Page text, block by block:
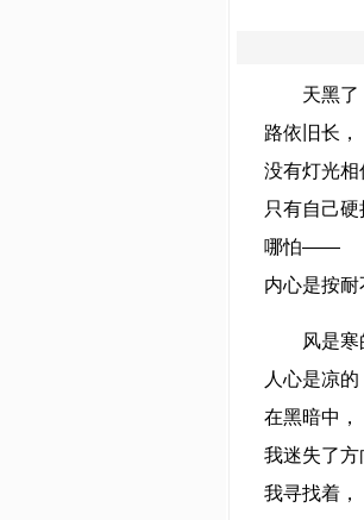
天黑了
路依旧长，
没有灯光相
只有自己硬
哪怕——
内心是按耐
风是寒
人心是凉的
在黑暗中，
我迷失了方
我寻找着，